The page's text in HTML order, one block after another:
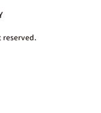
reserved.